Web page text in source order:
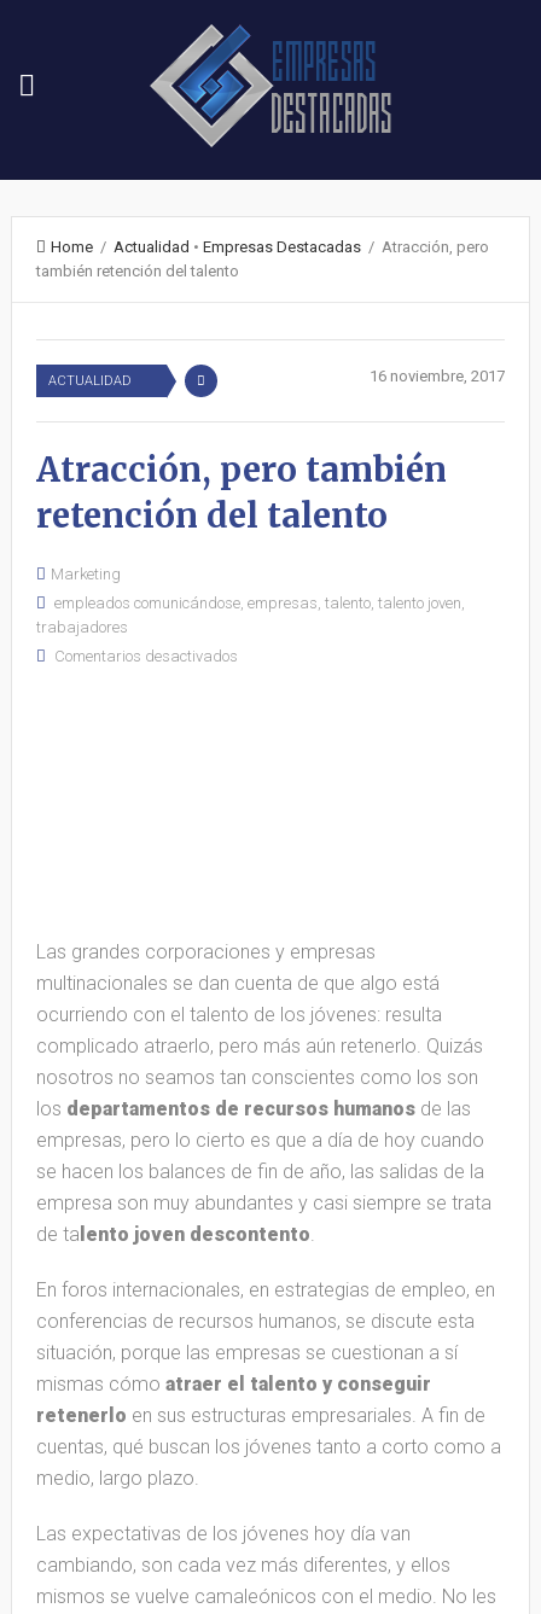
Home/ Actualidad • Empresas Destacadas/ Atracción, pero
también retención del talento
ACTUALIDAD 16 noviembre, 2017
Atracción, pero también
retención del talento
Marketing
empleados comunicándose, empresas, talento, talento joven,
trabajadores
Comentarios desactivados
Las grandes corporaciones y empresas
multinacionales se dan cuenta de que algo está
ocurriendo con el talento de los jóvenes: resulta
complicado atraerlo, pero más aún retenerlo. Quizás
nosotros no seamos tan conscientes como los son
los departamentos de recursos humanosde las
empresas, pero lo cierto es que a día de hoy cuando
se hacen los balances de fin de año, las salidas de la
empresa son muy abundantes y casi siempre se trata
de ta lento joven descontento
En foros internacionales, en estrategias de empleo, en
conferencias de recursos humanos, se discute esta
situación, porque las empresas se cuestionan a sí
mismas cómo atraer el talento y conseguir
retenerlo en sus estructuras empresariales. A fin de
cuentas, qué buscan los jóvenes tanto a corto como a
medio, largo plazo.
Las expectativas de los jóvenes hoy día van
cambiando, son cada vez más diferentes, y ellos
mismos se vuelve camaleónicos con el medio. No les